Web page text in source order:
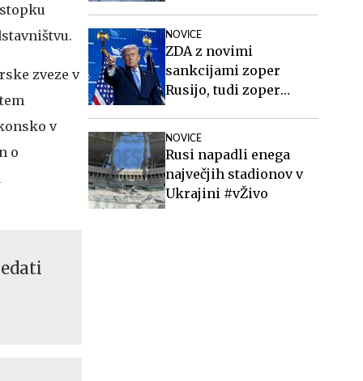
zveze v
v
o
NOVICE
ZDA z novimi
sankcijami zoper
Rusijo, tudi zoper
NOVICE
Rusi napadli enega
največjih stadionov v
Ukrajini #vŽivo